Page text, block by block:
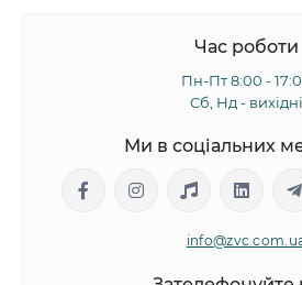
Час роботи
Пн-Пт 8:00 -
Сб, Нд - вихідні
Ми в соціальних